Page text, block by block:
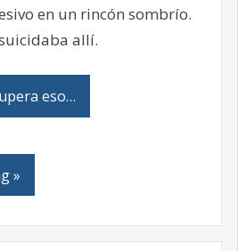
en un rincón sombrío.
allí.
eso…
»